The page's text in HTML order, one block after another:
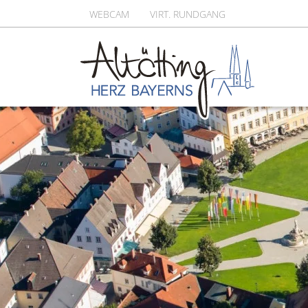
WEBCAM VIRT. RUNDGANG